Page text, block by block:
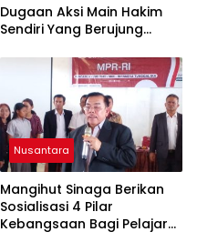
Dugaan Aksi Main Hakim
Sendiri Yang Berujung
Nusantara
Mangihut Sinaga Berikan
Sosialisasi 4 Pilar
Kebangsaan Bagi Pelajar